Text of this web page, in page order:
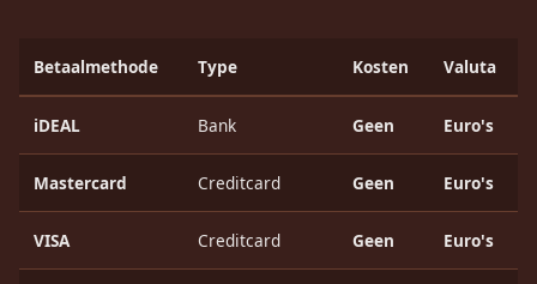
Betaalmethode Type Kosten Valuta
iDEAL Bank Geen Euro's
Mastercard Creditcard Geen Euro's
VISA Creditcard Geen Euro's